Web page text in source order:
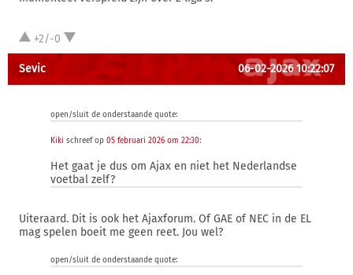
+2/-0
Sevic 06-02-2026 10:22:07
open/sluit de onderstaande quote:
Kiki schreef op 05 februari 2026 om 22:30:
Het gaat je dus om Ajax en niet het Nederlandse
voetbal zelf?
Uiteraard. Dit is ook het Ajaxforum. Of GAE of NEC in de EL
mag spelen boeit me geen reet. Jou wel?
open/sluit de onderstaande quote: